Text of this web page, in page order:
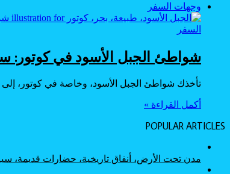
وجهات السفر
السفر
شواطئ الجبل الأسود في كوتور:
تأخذك شواطئ الجبل الأسود، وخاصة في كوتور،
أكمل القراءة »
POPULAR ARTICLES
مدن تحت الأرض، أنفاق تاريخية، حضارات قديمة،